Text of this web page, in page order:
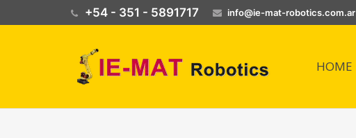
+54 - 351 - 5891717 info@ie-mat-robotics.com.ar
HOME